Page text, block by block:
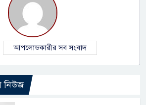
আপলোডকারীর সব সংবাদ
নিউজ